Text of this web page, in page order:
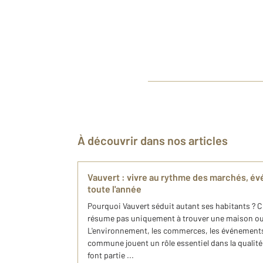
À découvrir dans nos articles
Vauvert : vivre au rythme des marchés,
toute l'année
Pourquoi Vauvert séduit autant ses habitants ?
résume pas uniquement à trouver une maison
L'environnement, les commerces, les
commune jouent un rôle essentiel dans la
font partie ...